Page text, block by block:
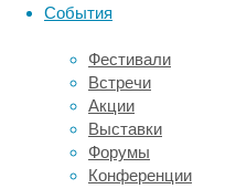
События
Фестивали
Встречи
Акции
Выставки
Форумы
Конференции
магнитно-
томографии
и
электромиографии
мышц
левого
надплечья,